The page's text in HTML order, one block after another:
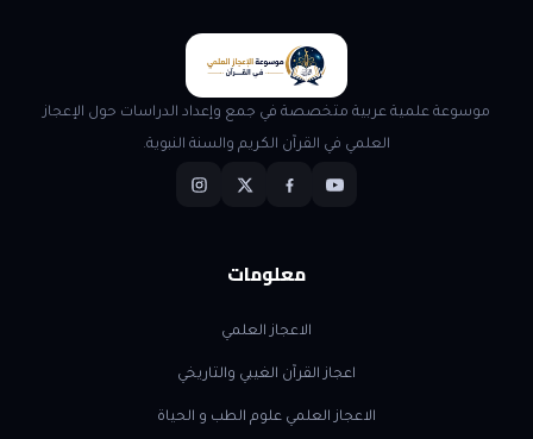
موسوعة علمية عربية متخصصة في جمع وإعداد الدراسات حول الإعجاز
العلمي في القرآن الكريم والسنة النبوية.
معلومات
الاعجاز العلمي
اعجاز القرآن الغيبي والتاريخي
الاعجاز العلمي علوم الطب و الحياة